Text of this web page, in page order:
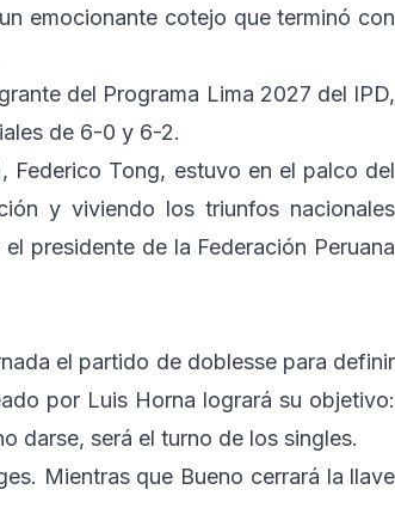
emocionante cotejo que terminó con
del Programa Lima 2027 del IPD,
de 6-0 y 6-2.
Federico Tong, estuvo en el palco del
y viviendo los triunfos nacionales
presidente de la Federación Peruana
el partido de doblesse para definir
por Luis Horna logrará su objetivo:
darse, será el turno de los singles.
Mientras que Bueno cerrará la llave